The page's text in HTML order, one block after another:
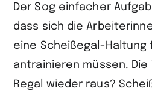
Der Sog einfacher
dass sich die
eine Scheißegal-Haltung
antrainieren müssen. Die
Regal wieder raus?